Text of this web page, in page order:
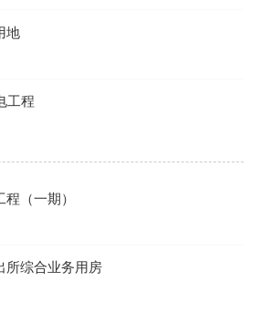
地
工程
（一期）
所综合业务用房